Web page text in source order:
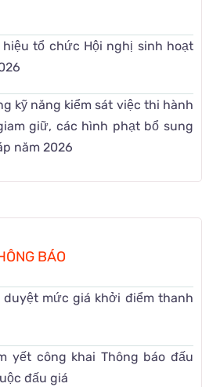
tổ chức Hội nghị sinh hoạt
kỹ năng kiểm sát việc thi hành
giữ, các hình phạt bổ sung
năm 2026
BÁO
mức giá khởi điểm thanh
yết công khai Thông báo đấu
đấu giá